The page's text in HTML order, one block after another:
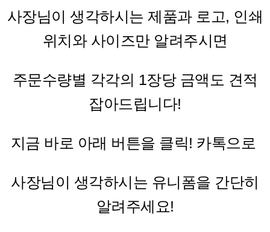
사장님이 생각하시는 제품과 로고, 인쇄
위치와 사이즈만 알려주시면
주문수량별 각각의 1장당 금액도 견적
잡아드립니다!
지금 바로 아래 버튼을 클릭! 카톡으로
사장님이 생각하시는 유니폼을 간단히
알려주세요!